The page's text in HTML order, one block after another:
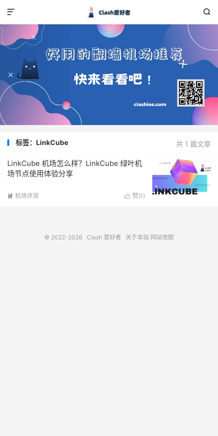


共 1 篇文章
标签：LinkCube
LinkCube 机场怎么样？LinkCube 绿叶机
场节点使用体验分享
 赞(1 )
 机场评测
© 2022-2026 Clash 爱好者 关于本站 网站地图